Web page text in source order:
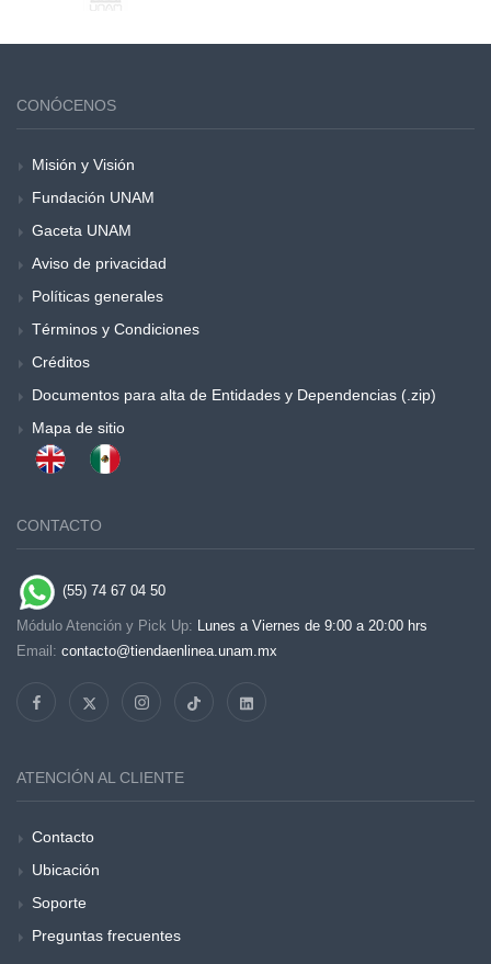
CONÓCENOS
Misión y Visión
Fundación UNAM
Gaceta UNAM
Aviso de privacidad
Políticas generales
Términos y Condiciones
Créditos
Documentos para alta de Entidades y Dependencias (.zip)
Mapa de sitio
CONTACTO
(55) 74 67 04 50
Módulo Atención y Pick Up: Lunes a Viernes de 9:00 a 20:00 hrs
Email: contacto@tiendaenlinea.unam.mx
ATENCIÓN AL CLIENTE
Contacto
Ubicación
Soporte
Preguntas frecuentes